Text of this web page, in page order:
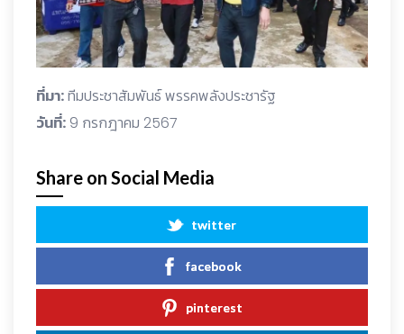
ที่มา:ทีมประชาสัมพันธ์ พรรคพลังประชารัฐ
วันที่: 9 กรกฎาคม 2567
Share on Social Media
twitter
facebook
pinterest